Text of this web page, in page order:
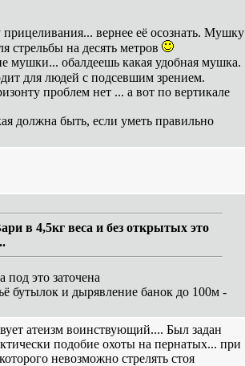
вернее её осознать. Мушку
стрельбы на десять метров
мушки... обалдеешь какая удобная мушка.
для людей с подсевшим зрением.
проблем нет ... а вот по вертикале
должна быть, если уметь правильно
в 4,5кг веса и без открытых это
это заточена
бутылок и дырявление банок до 100м -
атеизм воинствующий.... Был задан
подобие охоты на пернатых... при
невозможно стрелять стоя